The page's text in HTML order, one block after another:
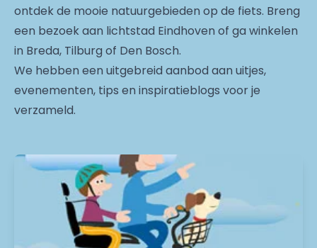
ontdek de mooie natuurgebieden op de fiets. Breng
een bezoek aan lichtstad Eindhoven of ga winkelen
in Breda, Tilburg of Den Bosch.
We hebben een uitgebreid aanbod aan uitjes,
evenementen, tips en inspiratieblogs voor je
verzameld.